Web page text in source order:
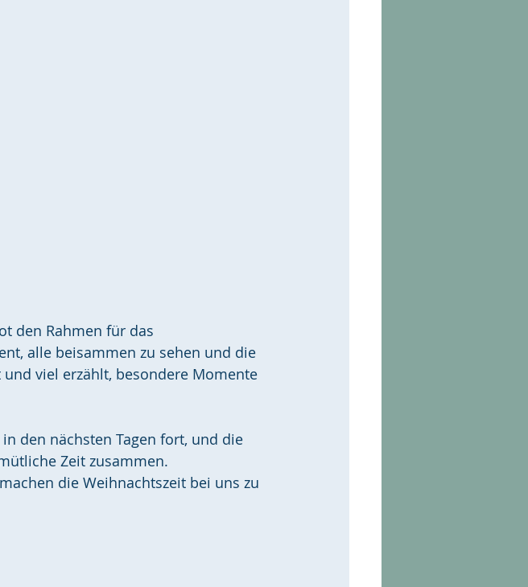
den Rahmen für das
alle beisammen zu sehen und die
viel erzählt, besondere Momente
den nächsten Tagen fort, und die
Zeit zusammen.
die Weihnachtszeit bei uns zu